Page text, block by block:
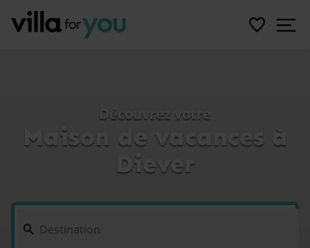
Découvrez votre
Maison de vacances à
Diever